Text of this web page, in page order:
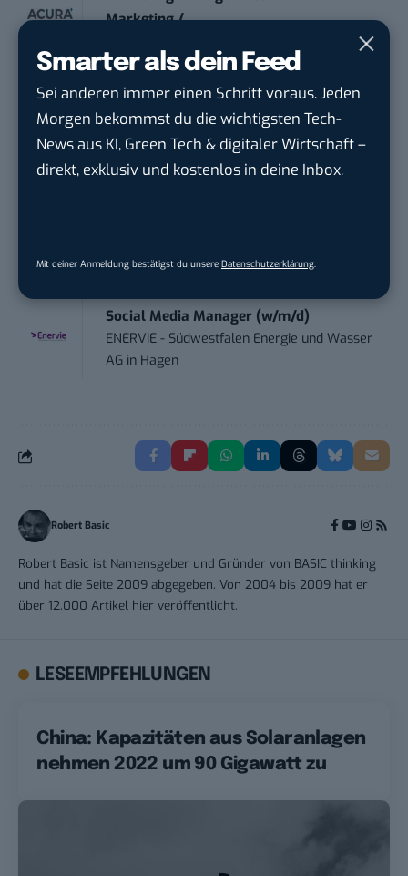
Smarter als dein Feed
Sei anderen immer einen Schritt voraus. Jeden
Morgen bekommst du die wichtigsten Tech-
News aus KI, Green Tech & digitaler Wirtschaft –
direkt, exklusiv und kostenlos in deine Inbox.
Mit deiner Anmeldung bestätigst du unsere Datenschutzerklärung
Marketing /...
Content Marketing Specialist Product &
Te...
Ferdinand Bilstein GmbH & Co. KGin
Ennepetal
München
Social Media Manager (w/m/d)
ENERVIE - Südwestfalen Energie und Wasser
AG in Hagen
Robert Basic
Robert Basic ist Namensgeber und Gründer von BASIC thinking
und hat die Seite 2009 abgegeben. Von 2004 bis 2009 hat er
über 12.000 Artikel hier veröffentlicht.
LESEEMPFEHLUNGEN
China: Kapazitäten aus Solaranlagen
nehmen 2022 um 90 Gigawatt zu